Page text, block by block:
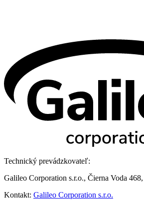
Technický prevádzkovateľ:
Galileo Corporation s.r.o., Čierna Voda
Kontakt: Galileo Corporation s.r.o.